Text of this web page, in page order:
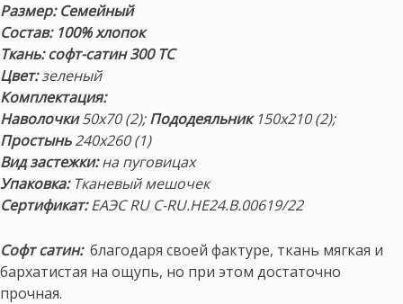
Размер: Семейный
Состав: 100% хлопок
Ткань: софт-сатин 300 ТС
Цвет:зеленый
Комплектация:
Наволочки50х70 (2);Пододеяльник150х210 (2);
Простынь240х260 (1)
Вид застежки:на пуговицах
Упаковка:Тканевый мешочек
Сертификат:ЕАЭС RU С-RU.НЕ24.В.00619/22
Софт сатин: благодаря своей фактуре, ткань мягкая и
бархатистая на ощупь, но при этом достаточно
прочная.